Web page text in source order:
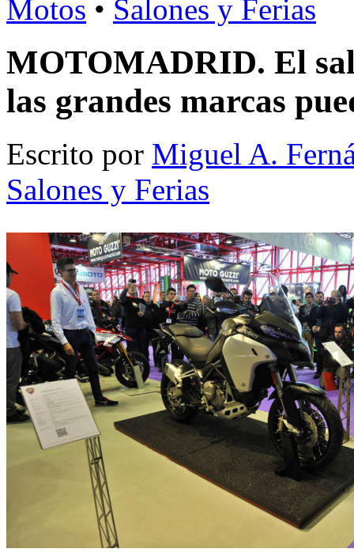
Motos • Salones y Ferias
MOTOMADRID. El
las grandes marcas
Escrito por Miguel A.
Salones y Ferias